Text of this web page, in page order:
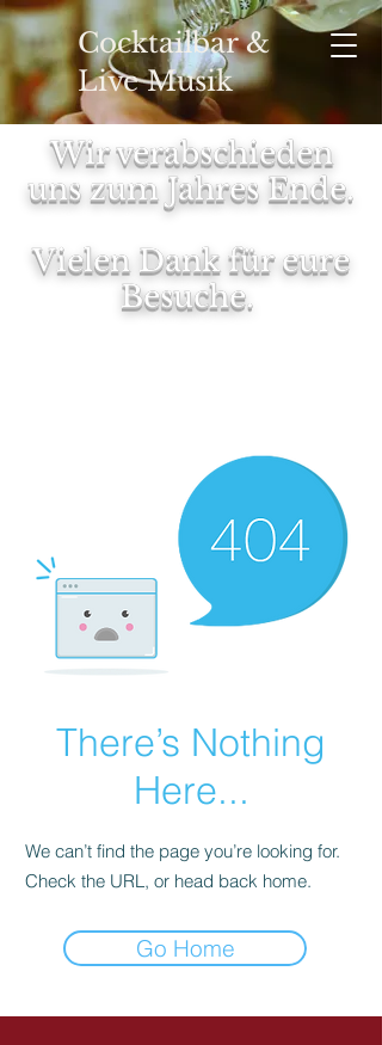
Cocktailbar &
Live Musik
Wir verabschieden
uns zum Jahres Ende.
Vielen Dank für eure
Besuche.
There’s Nothing
Here...
We can’t find the page you’re looking for.
Check the URL, or head back home.
Go Home